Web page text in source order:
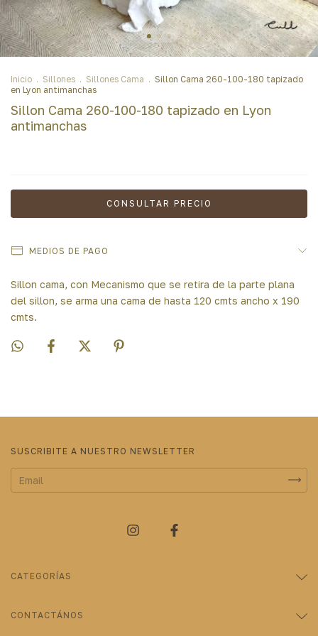
Inicio . Sillones . Sillones Cama . Sillon Cama 260-100-180 tapizado
en Lyon antimanchas
Sillon Cama 260-100-180 tapizado en Lyon
antimanchas
MEDIOS DE PAGO
Sillon cama, con Mecanismo que se retira de la parte plana
del sillon, se arma una cama de hasta 120 cmts ancho x 190
cmts.
SUSCRIBITE A NUESTRO NEWSLETTER
CATEGORÍAS
CONTACTÁNOS